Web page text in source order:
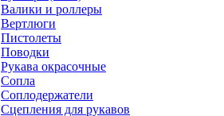
Валики и роллеры
Вертлюги
Пистолеты
Поводки
Рукава окрасочные
Сопла
Соплодержатели
Сцепления для рукавов